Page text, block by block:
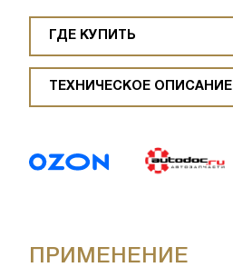
ГДЕ КУПИТЬ
ТЕХНИЧЕСКОЕ ОПИСАНИЕ
ПРИМЕНЕНИЕ